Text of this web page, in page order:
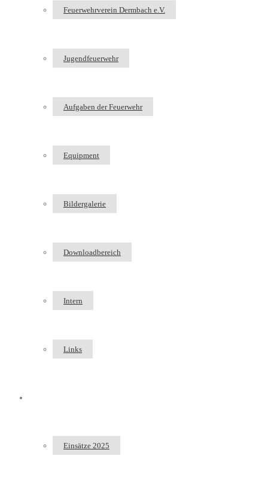
Feuerwehrverein Dermbach e.V.
Jugendfeuerwehr
Aufgaben der Feuerwehr
Equipment
Bildergalerie
Downloadbereich
Intern
Links
Einsätze 2025